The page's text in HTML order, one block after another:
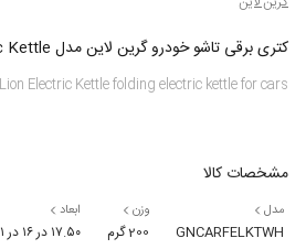
کتری برقی تاشو خودرو گرین لاین مدل Electric Kettle
Electric Kettle folding electric kettle for cars
مشخصات کالا
مدل
GNCARFELKTWH
وزن
200 گرم
ابعاد
۱۷.۵۰ در ۱۶ در ۱۱ سانتی متر